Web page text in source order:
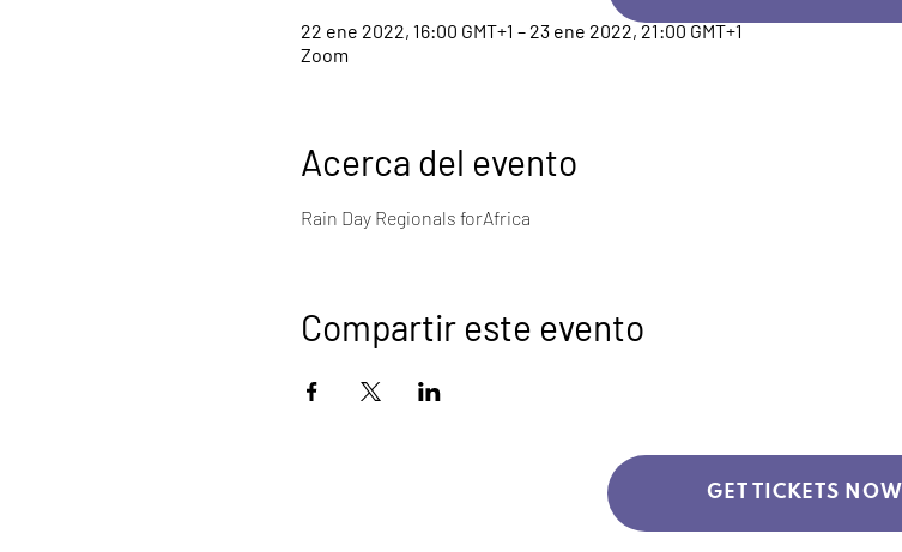
22 ene 2022, 16:00 GMT+1 – 23 ene 2022, 21:00 GMT+1
Zoom
Acerca del evento
Rain Day Regionals forAfrica
Compartir este evento
GET TICKETS NOW